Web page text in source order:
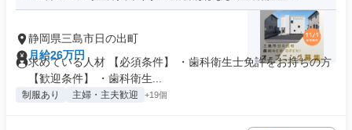
静岡県三島市日の出町
月給26万円
求めている人材 【必須条件】 ・歯科衛生士免許をお持ちの方
【歓迎条件】 ・歯科衛生...
制服あり 主婦・主夫歓迎 +19個